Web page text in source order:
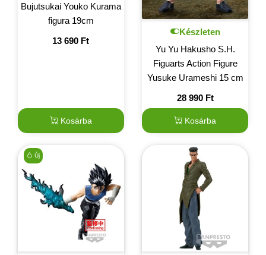
Bujutsukai Youko Kurama
figura 19cm
13 690 Ft
Kosárba
Készleten
Yu Yu Hakusho S.H.
Figuarts Action Figure
Yusuke Urameshi 15 cm
28 990 Ft
Kosárba
Új